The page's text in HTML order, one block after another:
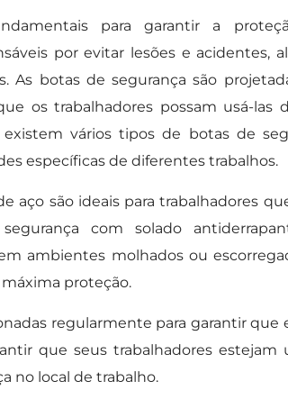
para garantir a
por evitar lesões e acidentes,
As botas de segurança são
os trabalhadores possam usá-las
vários tipos de botas de
específicas de diferentes trabalhos.
aço são ideais para trabalhadores
com solado
ambientes molhados ou
proteção.
regularmente para garantir
que seus trabalhadores
no local de trabalho.